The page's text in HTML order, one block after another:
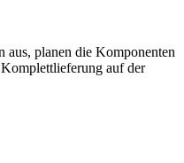
aus, planen die Komponenten
auf der